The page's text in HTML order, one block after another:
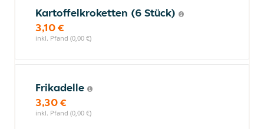
Kartoffelkroketten (6 Stück)
3,10 €
inkl. Pfand (0,00 €)
Frikadelle
3,30 €
inkl. Pfand (0,00 €)